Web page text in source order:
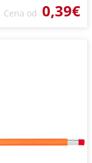
Cena od 0,39€